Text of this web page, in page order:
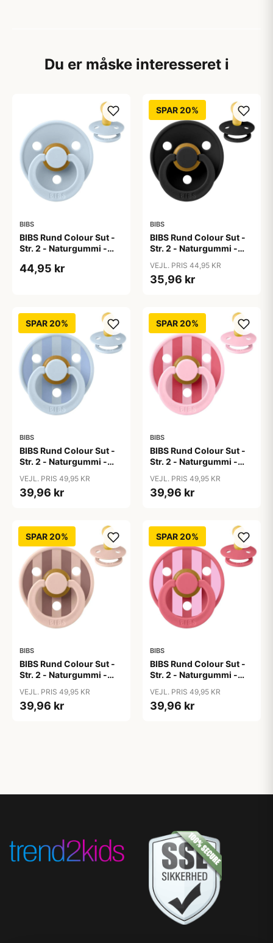
Du er måske interesseret i
BIBS
BIBS Rund Colour Sut -
Str. 2 - Naturgummi -
44,95 kr
SPAR 20%
BIBS
BIBS Rund Colour Sut -
Str. 2 - Naturgummi -
VEJL. PRIS 44,95 KR
35,96 kr
SPAR 20%
BIBS
BIBS Rund Colour Sut -
Str. 2 - Naturgummi -
Blue/Dusty Blue
VEJL. PRIS 49,95 KR
39,96 kr
SPAR 20%
BIBS
BIBS Rund Colour Sut -
Str. 2 - Naturgummi -
Pink/Coral
VEJL. PRIS 49,95 KR
39,96 kr
SPAR 20%
BIBS
BIBS Rund Colour Sut -
Str. 2 - Naturgummi -
Blush/Woodchuck
VEJL. PRIS 49,95 KR
39,96 kr
SPAR 20%
BIBS
BIBS Rund Colour Sut -
Str. 2 - Naturgummi -
Coral/Baby Pink
VEJL. PRIS 49,95 KR
39,96 kr